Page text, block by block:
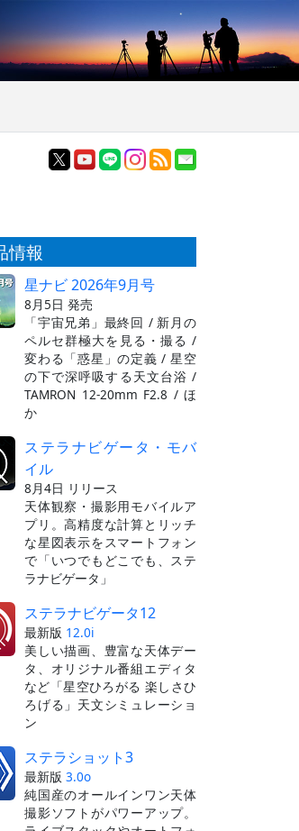
情報
星ナビ 2026年9月号
8月5日 発売
「宇宙兄弟」最終回 / 新月の
ペルセ群極大を見る・撮る /
変わる「惑星」の定義 / 星空
の下で深呼吸する天文台浴 /
TAMRON 12-20mm F2.8 / ほ
か
ステラナビゲータ・モバ
イル
8月4日 リリース
天体観察・撮影用モバイルア
プリ。高精度な計算とリッチ
な星図表示をスマートフォン
で「いつでもどこでも、ステ
ラナビゲータ」
ステラナビゲータ12
最新版 12.0i
美しい描画、豊富な天体デー
タ、オリジナル番組エディタ
など「星空ひろがる 楽しさひ
ろげる」天文シミュレーショ
ン
ステラショット3
最新版 3.0o
純国産のオールインワン天体
撮影ソフトがパワーアップ。